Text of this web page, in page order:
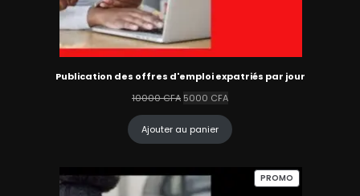
Publication des offres d'emploi expatriés par jour
10000CFA Le
était :
5000 CFALe
actuel
est :
Ajouter au panier
PROMOPRODUIT
EN